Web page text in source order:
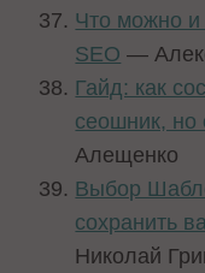
Что можно и
SEO —
Гайд: как
сеошник, но
Алещенко
Выбор
сохранить
Николай